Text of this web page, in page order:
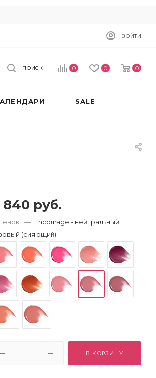
ВОЙТИ
0 0 0
ПОИСК
SALE
840 руб.
— Encourage - нейтральный
(сияющий)
В КОРЗИНУ